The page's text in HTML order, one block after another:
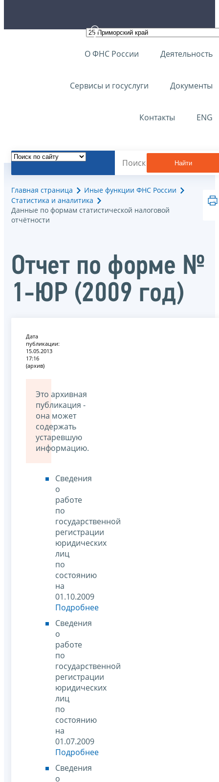
О ФНС России Деятельность
Сервисы и госуслуги Документы
Контакты ENG
Найти
Главная страница
Иные функции ФНС России
Статистика и аналитика
Данные по формам статистической налоговой
отчётности
Отчет по форме №
1-ЮР (2009 год)
Дата
публикации:
15.05.2013
17:16
(архив)
Это архивная
публикация -
она может
содержать
устаревшую
информацию.
Сведения
о
работе
по
государственной
регистрации
юридических
лиц
по
состоянию
на
01.10.2009
Подробнее
Сведения
о
работе
по
государственной
регистрации
юридических
лиц
по
состоянию
на
01.07.2009
Подробнее
Сведения
о